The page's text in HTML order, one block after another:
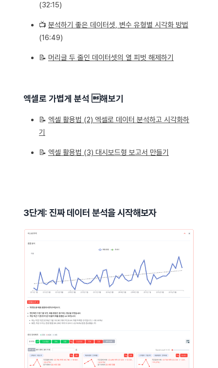
(32:15)
📺 분석하기 좋은 데이터셋, 변수 유형별 시각화 방법
(16:49)
📝 머리글 두 줄인 데이터셋의 열 피벗 해제하기
엑셀로 가볍게 분석 해보기
📝 엑셀 활용법 (2) 엑셀로 데이터 분석하고 시각화하
기
📝 엑셀 활용법 (3) 대시보드형 보고서 만들기
3단계: 진짜 데이터 분석을 시작해보자